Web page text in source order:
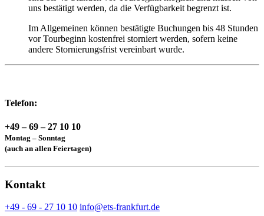
uns bestätigt werden, da die Verfügbarkeit begrenzt ist.
Im Allgemeinen können bestätigte Buchungen bis 48 Stunden
vor Tourbeginn kostenfrei storniert werden, sofern keine
andere Stornierungsfrist vereinbart wurde.
Telefon:
+49 – 69 – 27 10 10
Montag – Sonntag
(auch an allen Feiertagen)
Kontakt
+49 - 69 - 27 10 10 info@ets-frankfurt.de